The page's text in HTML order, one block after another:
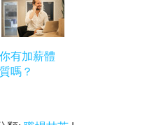
你有加薪體
質嗎？